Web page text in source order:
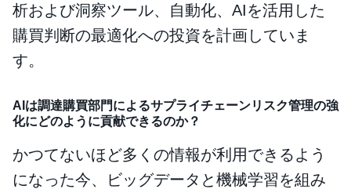
析および洞察ツール、自動化、AIを活用した
購買判断の最適化への投資を計画していま
す。
AIは調達購買部門によるサプライチェーンリスク管理の強
化にどのように貢献できるのか？
かつてないほど多くの情報が利用できるよう
になった今、ビッグデータと機械学習を組み